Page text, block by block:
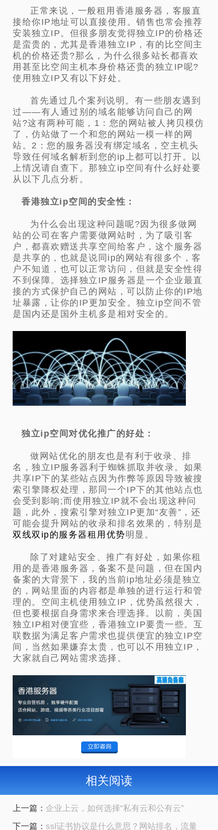
正常来说，一般租用香港服务器，客服直
接给你IP地址可以直接使用。销售也常会推荐
安装独立IP。但很多朋友觉得独立IP的价格还
是蛮贵的，尤其是香港独立IP，有的比空间主
机的价格还贵?那么，为什么很多站长都喜欢
用甚至比空间主机本身价格还贵的独立IP呢?
使用独立IP又有以下好处。
首先通过几个案列说明。有一些朋友遇到
过——有人通过别的域名能够访问自己的网
站?这有两种可能，1：您的网站被人拷贝模仿
了，仿站做了一个和您的网站一模一样的网
站。2：您的服务器没有绑定域名，空主机头
导致任何域名解析到您的ip上都可以打开。以
上情况请自查下。那独立ip空间有什么好处要
从以下几点分析。
香港独立ip空间的安全性：
为什么会出现这种问题呢?因为很多做网
站的公司在客户需要做网站时，为了吸引客
户，都喜欢赠送共享空间给客户，这个服务器
是共享的，也就是说同ip的网站有很多个，客
户不知道，也可以正常访问，但就是安全性得
不到保障。选择独立IP服务器是一个企业最直
接的方式保护自己的网站，可以防止你的IP地
址暴露，让你的IP更加安全。独立ip空间不管
是国内还是国外主机多是相对安全的。
独立ip空间对优化推广的好处：
做网站优化的朋友也是有利于收录、排
名，独立IP服务器利于蜘蛛抓取并收录。如果
共享IP下的某些站点因为作弊等原因导致被搜
索引擎降权处理，那同一个IP下的其他站点也
会受到影响;而使用独立IP就不会出现这种问
题，此外，搜索引擎对独立IP更加“友善”，还
可能会提升网站的收录和排名效果的，特别是
双线双ip的服务器租用优势明显。
除了对建站安全、推广有好处，如果你租
用的是香港服务器，备案不是问题，但在国内
备案的大背景下，我的当前ip地址必须是独立
的，网站里面的内容都是单独的进行运行和管
理的。空间主机使用独立IP，优势虽然很大，
但也要根据自身需求来合理选择。以前，美国
独立IP相对便宜些，香港独立IP要贵一些。互
联数据为满足客户需求也提供便宜的独立IP空
间，当然如果嫌弃太贵，也可以不用独立IP，
大家就自己网站需求选择。
相关阅读
上一篇： 企业上云，如何选择“私有云和公有云”
下一篇： ssl证书协议是什么意思？网站排名，流量